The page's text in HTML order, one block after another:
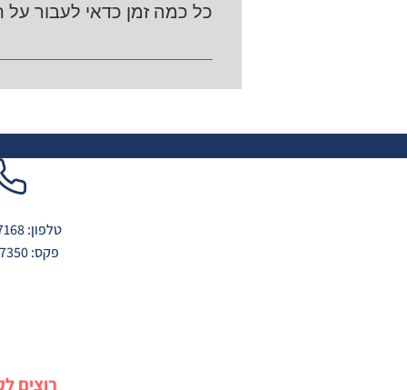
כל כמה זמן כדאי לעבור על
מומלץ לבדוק את התיק לפחות פעם
טלפון: 04-6767168
פקס: 04-6767350
רוצים